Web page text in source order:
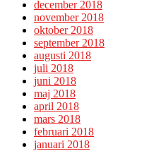
december 2018
november 2018
oktober 2018
september 2018
augusti 2018
juli 2018
juni 2018
maj 2018
april 2018
mars 2018
februari 2018
januari 2018